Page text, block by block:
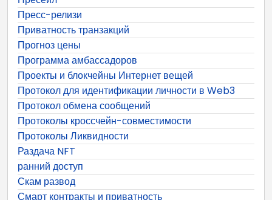
Пресс-релизи
Приватность транзакций
Прогноз цены
Программа амбассадоров
Проекты и блокчейны Интернет вещей
Протокол для идентификации личности в Web3
Протокол обмена сообщений
Протоколы кроссчейн-совместимости
Протоколы Ликвидности
Раздача NFT
ранний доступ
Скам развод
Смарт контракты и приватность